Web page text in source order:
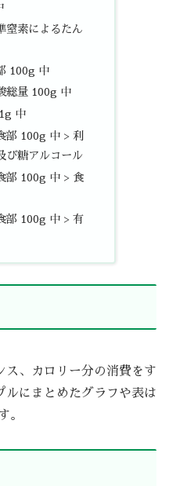
窒素によるたん
100g 中
総量 100g 中
中
部 100g 中 > 利
び糖アルコール
部 100g 中 > 食
部 100g 中 > 有
ス、カロリー分の消費をす
ルにまとめたグラフや表は
。